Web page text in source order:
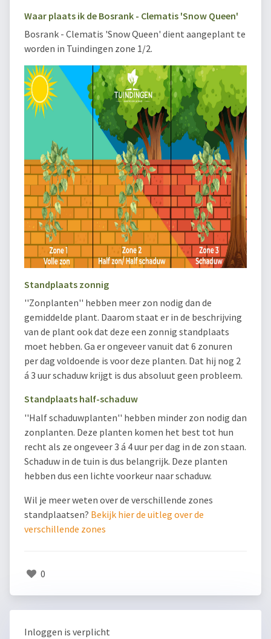
Waar plaats ik de Bosrank - Clematis 'Snow Queen'
Bosrank - Clematis 'Snow Queen' dient aangeplant te
worden in Tuindingen zone 1/2.
Standplaats zonnig
''Zonplanten'' hebben meer zon nodig dan de
gemiddelde plant. Daarom staat er in de beschrijving
van de plant ook dat deze een zonnig standplaats
moet hebben. Ga er ongeveer vanuit dat 6 zonuren
per dag voldoende is voor deze planten. Dat hij nog 2
á 3 uur schaduw krijgt is dus absoluut geen probleem.
Standplaats half-schaduw
''Half schaduwplanten'' hebben minder zon nodig dan
zonplanten. Deze planten komen het best tot hun
recht als ze ongeveer 3 á 4 uur per dag in de zon staan.
Schaduw in de tuin is dus belangrijk. Deze planten
hebben dus een lichte voorkeur naar schaduw.
Wil je meer weten over de verschillende zones
standplaatsen? Bekijk hier de uitleg over de
verschillende zones
0
Inloggen is verplicht